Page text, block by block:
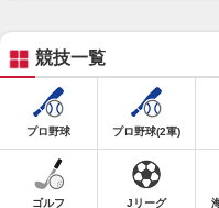
競技一覧
プロ野球 プロ野球(2軍)
ゴルフ Jリーグ